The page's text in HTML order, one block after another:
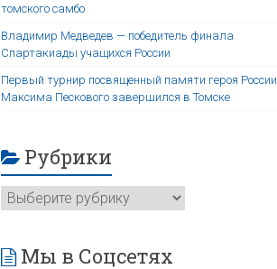
томского самбо
Владимир Медведев — победитель финала
Спартакиады учащихся России
Первый турнир посвященный памяти героя России
Максима Пескового завершился в Томске
Рубрики
Мы в Соцсетях